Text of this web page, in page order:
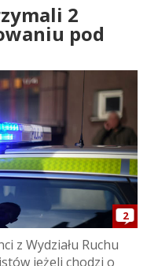
2
pod
2
z Wydziału Ruchu
jeżeli chodzi o